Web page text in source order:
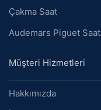
Çakma Saat
Audemars Piguet Saat
Müşteri Hizmetleri
Hakkımızda